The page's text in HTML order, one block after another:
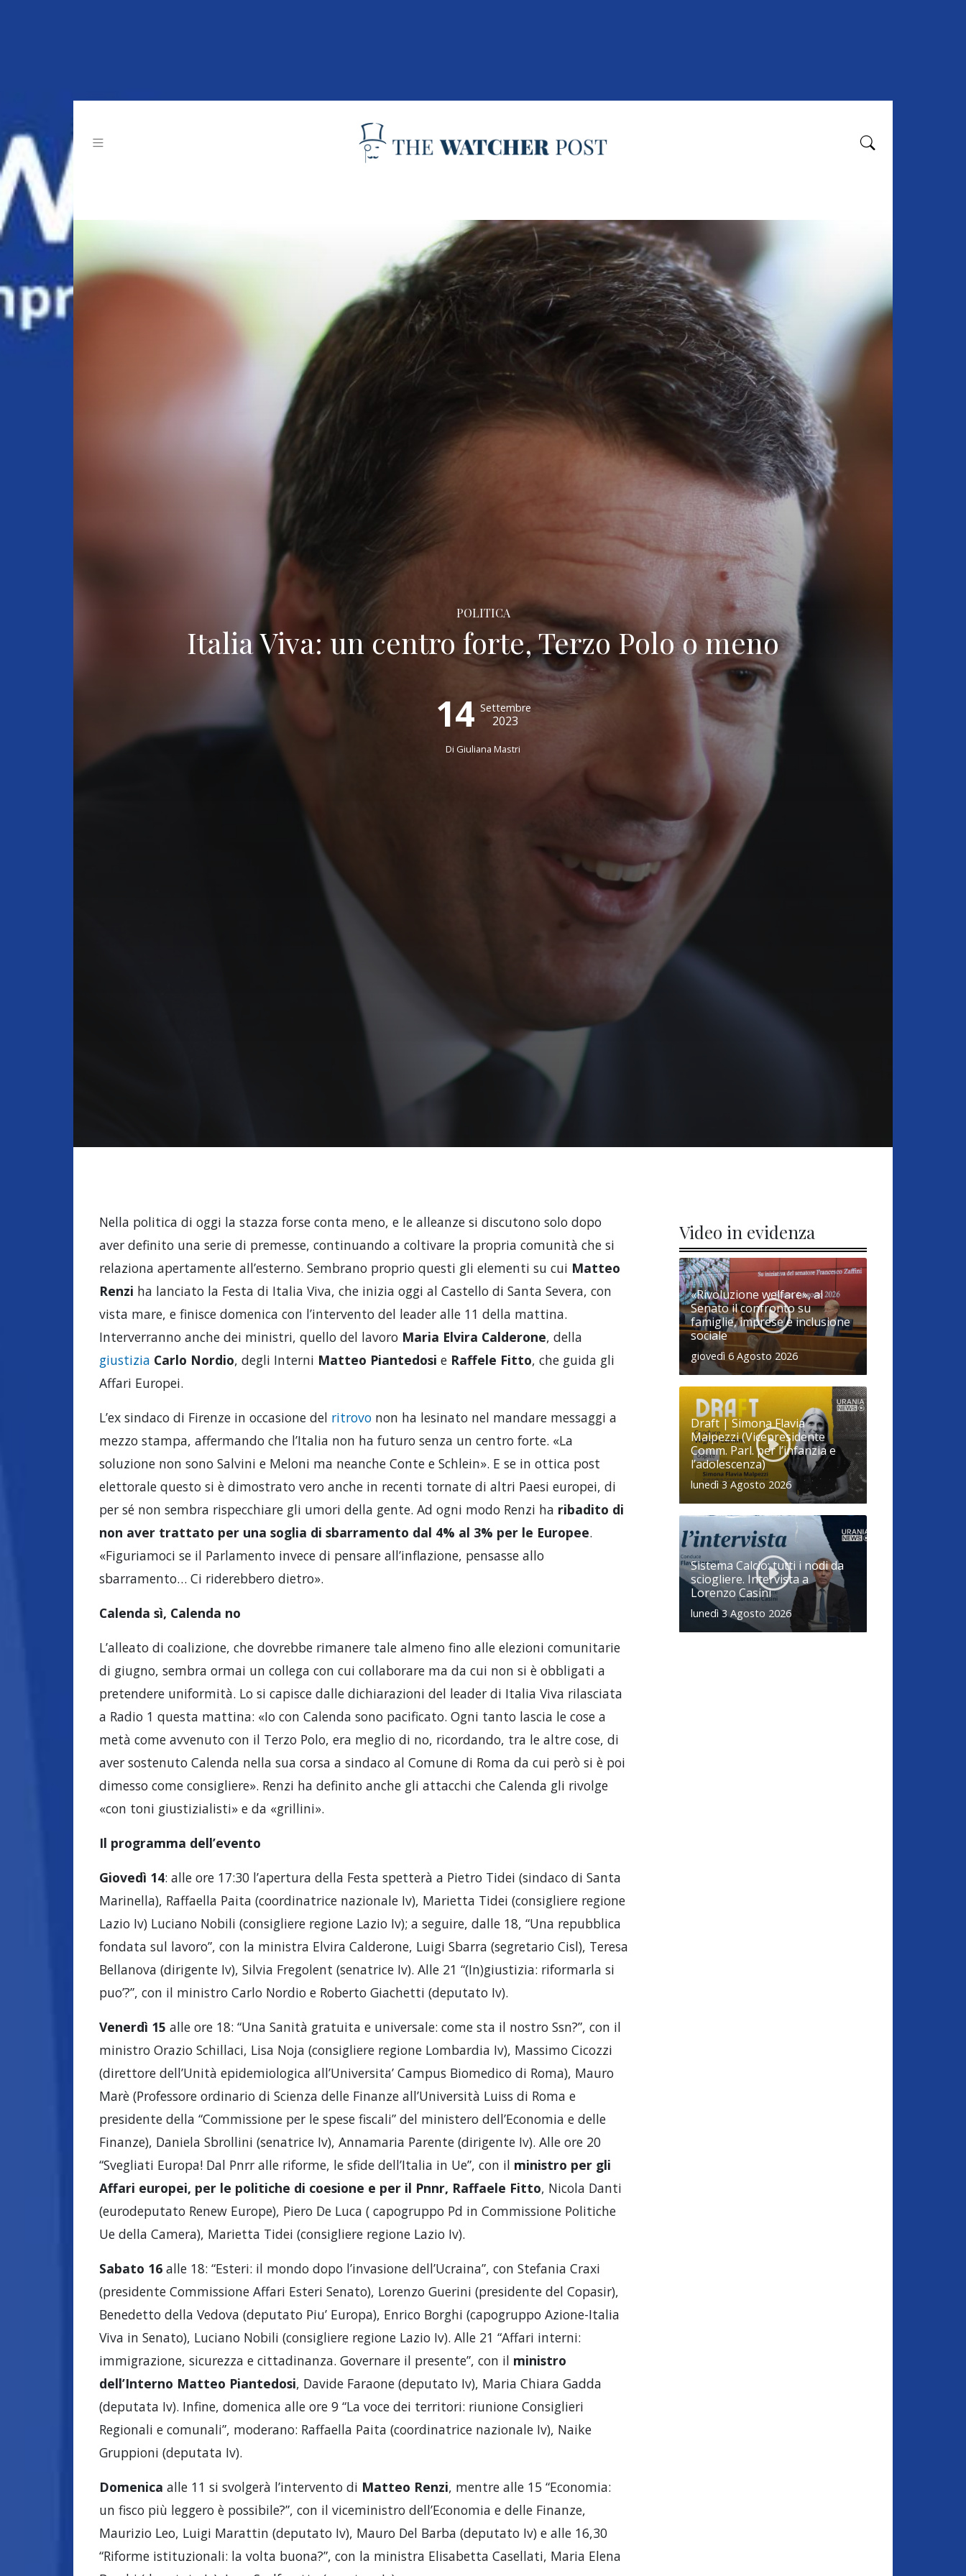
POLITICA
Italia Viva: un centro forte, Terzo Polo o meno
14 Settembre
2023
Di Giuliana Mastri
Nella politica di oggi la stazza forse conta meno, e le alleanze si discutono solo dopo
aver definito una serie di premesse, continuando a coltivare la propria comunità che si
relaziona apertamente all’esterno. Sembrano proprio questi gli elementi su cui Matteo
Renzi ha lanciato la Festa di Italia Viva, che inizia oggi al Castello di Santa Severa, con
vista mare, e finisce domenica con l’intervento del leader alle 11 della mattina.
Interverranno anche dei ministri, quello del lavoro Maria Elvira Calderone, della
giustizia Carlo Nordio, degli Interni Matteo Piantedosi e Raffele Fitto, che guida gli
Affari Europei.
L’ex sindaco di Firenze in occasione del ritrovonon ha lesinato nel mandare messaggi a
mezzo stampa, affermando che l’Italia non ha futuro senza un centro forte. «La
soluzione non sono Salvini e Meloni ma neanche Conte e Schlein». E se in ottica post
elettorale questo si è dimostrato vero anche in recenti tornate di altri Paesi europei, di
per sé non sembra rispecchiare gli umori della gente. Ad ogni modo Renzi ha ribadito di
non aver trattato per una soglia di sbarramento dal 4% al 3% per le Europee.
«Figuriamoci se il Parlamento invece di pensare all’inflazione, pensasse allo
sbarramento… Ci riderebbero dietro».
Calenda sì, Calenda no
L’alleato di coalizione, che dovrebbe rimanere tale almeno fino alle elezioni comunitarie
di giugno, sembra ormai un collega con cui collaborare ma da cui non si è obbligati a
pretendere uniformità. Lo si capisce dalle dichiarazioni del leader di Italia Viva rilasciata
a Radio 1 questa mattina: «Io con Calenda sono pacificato. Ogni tanto lascia le cose a
metà come avvenuto con il Terzo Polo, era meglio di no, ricordando, tra le altre cose, di
aver sostenuto Calenda nella sua corsa a sindaco al Comune di Roma da cui però si è poi
dimesso come consigliere». Renzi ha definito anche gli attacchi che Calenda gli rivolge
«con toni giustizialisti» e da «grillini».
Il programma dell’evento
Giovedì 14: alle ore 17:30 l’apertura della Festa spetterà a Pietro Tidei (sindaco di Santa
Marinella), Raffaella Paita (coordinatrice nazionale Iv), Marietta Tidei (consigliere regione
Lazio Iv) Luciano Nobili (consigliere regione Lazio Iv); a seguire, dalle 18, “Una repubblica
fondata sul lavoro”, con la ministra Elvira Calderone, Luigi Sbarra (segretario Cisl), Teresa
Bellanova (dirigente Iv), Silvia Fregolent (senatrice Iv). Alle 21 “(In)giustizia: riformarla si
puo’?”, con il ministro Carlo Nordio e Roberto Giachetti (deputato Iv).
Venerdì 15 alle ore 18: “Una Sanità gratuita e universale: come sta il nostro Ssn?”, con il
ministro Orazio Schillaci, Lisa Noja (consigliere regione Lombardia Iv), Massimo Cicozzi
(direttore dell’Unità epidemiologica all’Universita’ Campus Biomedico di Roma), Mauro
Marè (Professore ordinario di Scienza delle Finanze all’Università Luiss di Roma e
presidente della “Commissione per le spese fiscali” del ministero dell’Economia e delle
Finanze), Daniela Sbrollini (senatrice Iv), Annamaria Parente (dirigente Iv). Alle ore 20
“Svegliati Europa! Dal Pnrr alle riforme, le sfide dell’Italia in Ue”, con il ministro per gli
Affari europei, per le politiche di coesione e per il Pnnr, Raffaele Fitto, Nicola Danti
(eurodeputato Renew Europe), Piero De Luca ( capogruppo Pd in Commissione Politiche
Ue della Camera), Marietta Tidei (consigliere regione Lazio Iv).
Sabato 16alle 18: “Esteri: il mondo dopo l’invasione dell’Ucraina”, con Stefania Craxi
(presidente Commissione Affari Esteri Senato), Lorenzo Guerini (presidente del Copasir),
Benedetto della Vedova (deputato Piu’ Europa), Enrico Borghi (capogruppo Azione-Italia
Viva in Senato), Luciano Nobili (consigliere regione Lazio Iv). Alle 21 “Affari interni:
immigrazione, sicurezza e cittadinanza. Governare il presente”, con il ministro
dell’Interno Matteo Piantedosi, Davide Faraone (deputato Iv), Maria Chiara Gadda
(deputata Iv). Infine, domenica alle ore 9 “La voce dei territori: riunione Consiglieri
Regionali e comunali”, moderano: Raffaella Paita (coordinatrice nazionale Iv), Naike
Gruppioni (deputata Iv).
Domenica alle 11 si svolgerà l’intervento di Matteo Renzi, mentre alle 15 “Economia:
un fisco più leggero è possibile?”, con il viceministro dell’Economia e delle Finanze,
Maurizio Leo, Luigi Marattin (deputato Iv), Mauro Del Barba (deputato Iv) e alle 16,30
“Riforme istituzionali: la volta buona?”, con la ministra Elisabetta Casellati, Maria Elena
Video in evidenza
«Rivoluzione welfare», al
Senato il confronto su
famiglie, imprese e inclusione
sociale
giovedì 6 Agosto 2026
Draft | Simona Flavia
Malpezzi (Vicepresidente
Comm. Parl. per l’infanzia e
l’adolescenza)
lunedì 3 Agosto 2026
Sistema Calcio: tutti i nodi da
sciogliere. Intervista a
Lorenzo Casini
lunedì 3 Agosto 2026